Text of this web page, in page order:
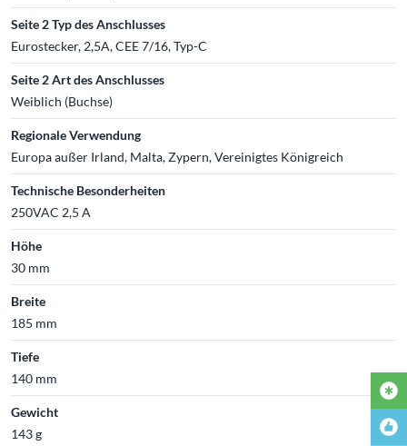
Seite 2 Typ des Anschlusses
Eurostecker, 2,5A, CEE 7/16, Typ-C
Seite 2 Art des Anschlusses
Weiblich (Buchse)
Regionale Verwendung
Europa außer Irland, Malta, Zypern, Vereinigtes Königreich
Technische Besonderheiten
250VAC 2,5 A
Höhe
30 mm
Breite
185 mm
Tiefe
140 mm
Gewicht
143 g